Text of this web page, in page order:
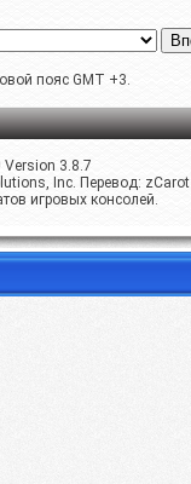
пояс GMT +3.
Version 3.8.7
Inc. Перевод: zCarot
игровых консолей.